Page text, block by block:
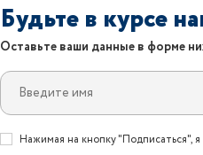
Будьте в курсе
Оставьте ваши данные в форме
Нажимая на кнопку "Подписаться", я